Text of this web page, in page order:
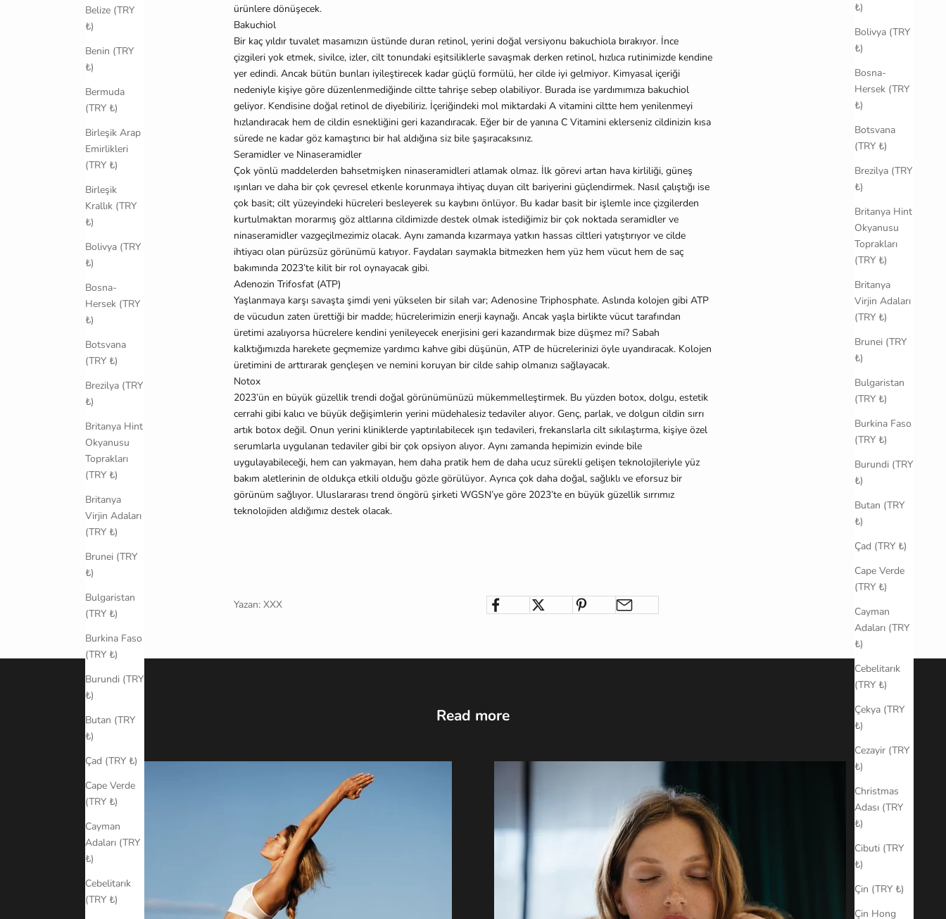
₺)
Bolivya (TRY
₺)
Bosna-
Hersek (TRY
₺)
Botsvana
(TRY ₺)
Brezilya (TRY
₺)
Britanya Hint
Okyanusu
Toprakları
(TRY ₺)
Britanya
Virjin Adaları
(TRY ₺)
Brunei (TRY
₺)
Bulgaristan
(TRY ₺)
Burkina Faso
(TRY ₺)
Burundi (TRY
₺)
Butan (TRY
₺)
Çad (TRY ₺)
Cape Verde
(TRY ₺)
Cayman
Adaları (TRY
₺)
Cebelitarık
(TRY ₺)
Çekya (TRY
₺)
Cezayir (TRY
₺)
Christmas
Adası (TRY
₺)
Cibuti (TRY
₺)
Çin (TRY ₺)
Çin Hong
Belize (TRY
₺)
Benin (TRY
₺)
Bermuda
(TRY ₺)
Birleşik Arap
Emirlikleri
(TRY ₺)
Birleşik
Krallık (TRY
₺)
Bolivya (TRY
₺)
Bosna-
Hersek (TRY
₺)
Botsvana
(TRY ₺)
Brezilya (TRY
₺)
Britanya Hint
Okyanusu
Toprakları
(TRY ₺)
Britanya
Virjin Adaları
(TRY ₺)
Brunei (TRY
₺)
Bulgaristan
(TRY ₺)
Burkina Faso
(TRY ₺)
Burundi (TRY
₺)
Butan (TRY
₺)
Çad (TRY ₺)
Cape Verde
(TRY ₺)
Cayman
Adaları (TRY
₺)
Cebelitarık
(TRY ₺)
ürünlere dönüşecek.
Bakuchiol
Bir kaç yıldır tuvalet masamızın üstünde duran retinol, yerini doğal versiyonu bakuchiola bırakıyor. İnce
çizgileri yok etmek, sivilce, izler, cilt tonundaki eşitsiliklerle savaşmak derken retinol, hızlıca rutinimizde kendine
yer edindi. Ancak bütün bunları iyileştirecek kadar güçlü formülü, her cilde iyi gelmiyor. Kimyasal içeriği
nedeniyle kişiye göre düzenlenmediğinde ciltte tahrişe sebep olabiliyor. Burada ise yardımımıza bakuchiol
geliyor. Kendisine doğal retinol de diyebiliriz. İçeriğindeki mol miktardaki A vitamini ciltte hem yenilenmeyi
hızlandıracak hem de cildin esnekliğini geri kazandıracak. Eğer bir de yanına C Vitamini eklerseniz cildinizin kısa
sürede ne kadar göz kamaştırıcı bir hal aldığına siz bile şaşıracaksınız.
Seramidler ve Ninaseramidler
Çok yönlü maddelerden bahsetmişken ninaseramidleri atlamak olmaz. İlk görevi artan hava kirliliği, güneş
ışınları ve daha bir çok çevresel etkenle korunmaya ihtiyaç duyan cilt bariyerini güçlendirmek. Nasıl çalıştığı ise
çok basit; cilt yüzeyindeki hücreleri besleyerek su kaybını önlüyor. Bu kadar basit bir işlemle ince çizgilerden
kurtulmaktan morarmış göz altlarına cildimizde destek olmak istediğimiz bir çok noktada seramidler ve
ninaseramidler vazgeçilmezimiz olacak. Aynı zamanda kızarmaya yatkın hassas ciltleri yatıştırıyor ve cilde
ihtiyacı olan pürüzsüz görünümü katıyor. Faydaları saymakla bitmezken hem yüz hem vücut hem de saç
bakımında 2023’te kilit bir rol oynayacak gibi.
Adenozin Trifosfat (ATP)
Yaşlanmaya karşı savaşta şimdi yeni yükselen bir silah var; Adenosine Triphosphate. Aslında kolojen gibi ATP
de vücudun zaten ürettiği bir madde; hücrelerimizin enerji kaynağı. Ancak yaşla birlikte vücut tarafından
üretimi azalıyorsa hücrelere kendini yenileyecek enerjisini geri kazandırmak bize düşmez mi? Sabah
kalktığımızda harekete geçmemize yardımcı kahve gibi düşünün, ATP de hücrelerinizi öyle uyandıracak. Kolojen
üretimini de arttırarak gençleşen ve nemini koruyan bir cilde sahip olmanızı sağlayacak.
Notox
2023’ün en büyük güzellik trendi doğal görünümünüzü mükemmelleştirmek. Bu yüzden botox, dolgu, estetik
cerrahi gibi kalıcı ve büyük değişimlerin yerini müdehalesiz tedaviler alıyor. Genç, parlak, ve dolgun cildin sırrı
artık botox değil. Onun yerini kliniklerde yaptırılabilecek ışın tedavileri, frekanslarla cilt sıkılaştırma, kişiye özel
serumlarla uygulanan tedaviler gibi bir çok opsiyon alıyor. Aynı zamanda hepimizin evinde bile
uygulayabileceği, hem can yakmayan, hem daha pratik hem de daha ucuz sürekli gelişen teknolojileriyle yüz
bakım aletlerinin de oldukça etkili olduğu gözle görülüyor. Ayrıca çok daha doğal, sağlıklı ve eforsuz bir
görünüm sağlıyor. Uluslararası trend öngörü şirketi WGSN’ye göre 2023’te en büyük güzellik sırrımız
teknolojiden aldığımız destek olacak.
Yazan: XXX
Read more